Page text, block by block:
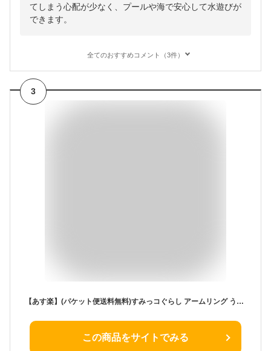
てしまう心配が少なく、プールや海で安心して水遊びが
できます。
全てのおすすめコメント（3件）
3
【あす楽】(パケット便送料無料)すみっコぐらし アームリング うきわ/浮き輪/ビーチフロート San-x サンエックス こども海浜・レジャー用品 194634
この商品をサイトでみる